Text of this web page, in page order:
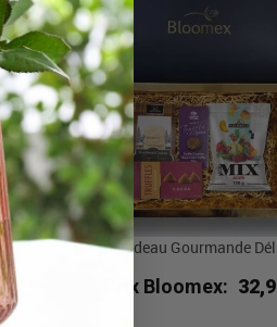
Boîte-Cadeau Gourmande
Prix Bloomex: